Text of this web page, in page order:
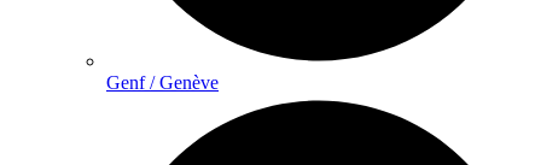
Genf / Genève